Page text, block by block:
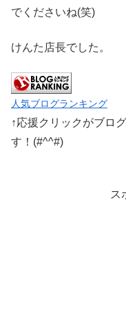
でくださいね(笑)
けんた店長でした。
人気ブログランキング
↑応援クリックがブロ
す！(#^^#)
ス